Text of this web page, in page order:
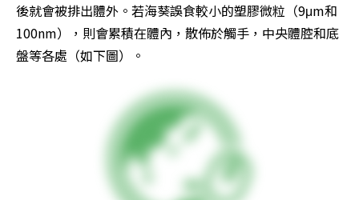
後就會被排出體外。若海葵誤食較小的塑膠微粒（9μm和
100nm），則會累積在體內，散佈於觸手，中央體腔和底
盤等各處（如下圖）。